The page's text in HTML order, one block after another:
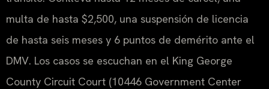
multa de hasta $2,500, una suspensión de licencia
de hasta seis meses y 6 puntos de demérito ante el
DMV. Los casos se escuchan en el King George
County Circuit Court (10446 Government Center